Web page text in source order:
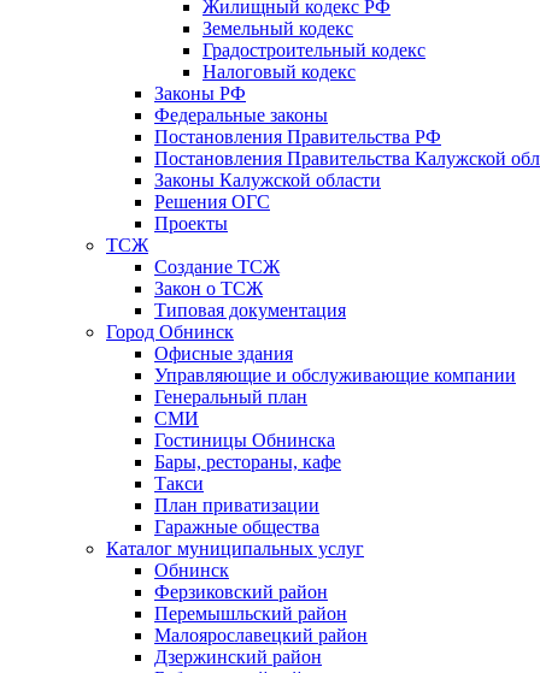
Жилищный кодекс РФ
Земельный кодекс
Градостроительный кодекс
Налоговый кодекс
Законы РФ
Федеральные законы
Постановления Правительства РФ
Постановления Правительства Калужской
Законы Калужской области
Решения ОГС
Проекты
ТСЖ
Создание ТСЖ
Закон о ТСЖ
Типовая документация
Город Обнинск
Офисные здания
Управляющие и обслуживающие компании
Генеральный план
СМИ
Гостиницы Обнинска
Бары, рестораны, кафе
Такси
План приватизации
Гаражные общества
Каталог муниципальных услуг
Обнинск
Ферзиковский район
Перемышльский район
Малоярославецкий район
Дзержинский район